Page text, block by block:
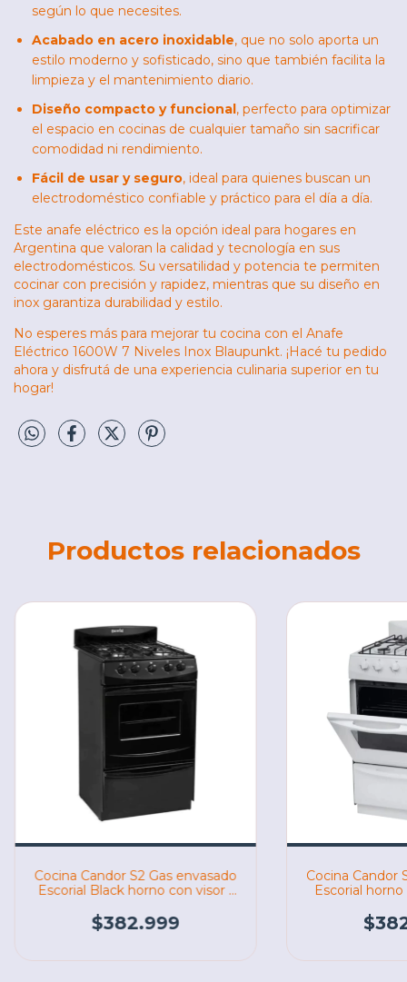
según lo que necesites.
Acabado en acero inoxidable, que no solo aporta un
estilo moderno y sofisticado, sino que también facilita la
limpieza y el mantenimiento diario.
Diseño compacto y funcional, perfecto para optimizar
el espacio en cocinas de cualquier tamaño sin sacrificar
comodidad ni rendimiento.
Fácil de usar y seguro, ideal para quienes buscan un
electrodoméstico confiable y práctico para el día a día.
Este anafe eléctrico es la opción ideal para hogares en
Argentina que valoran la calidad y tecnología en sus
electrodomésticos. Su versatilidad y potencia te permiten
cocinar con precisión y rapidez, mientras que su diseño en
inox garantiza durabilidad y estilo.
No esperes más para mejorar tu cocina con el Anafe
Eléctrico 1600W 7 Niveles Inox Blaupunkt. ¡Hacé tu pedido
ahora y disfrutá de una experiencia culinaria superior en tu
hogar!
Productos relacionados
Cocina Candor S2 Gas envasado
Escorial Black horno con visor -
$382.999
Cocina Candor
Escorial